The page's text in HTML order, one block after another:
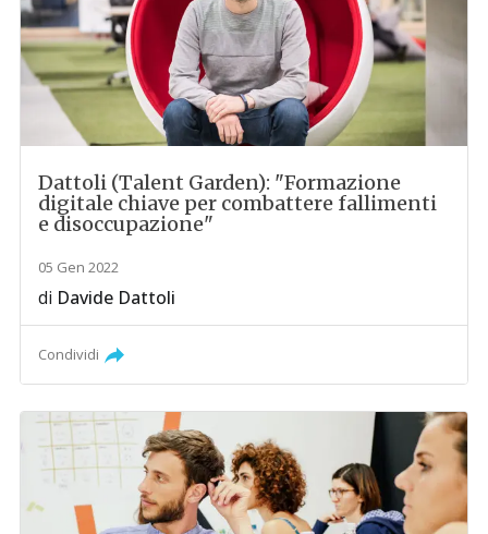
Dattoli (Talent Garden): "Formazione
digitale chiave per combattere fallimenti
e disoccupazione"
05 Gen 2022
di Davide Dattoli
Condividi